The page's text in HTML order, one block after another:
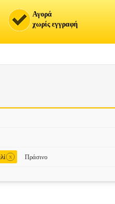
Αγορά
χωρίς εγγραφή
x Πράσινο